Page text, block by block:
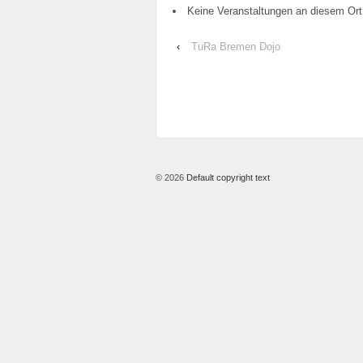
Keine Veranstaltungen an diesem Ort
‹ TuRa Bremen Dojo
© 2026 Default copyright text